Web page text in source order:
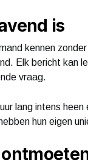
is
kennen
Elk bericht kan
vraag.
lang intens
hun eigen